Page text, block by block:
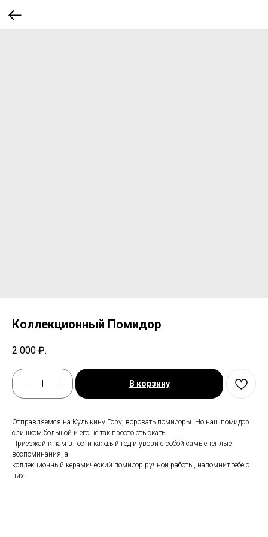
Коллекционный Помидор
2 000 ₽.
В корзину
Отправляемся на Кудыкину Гору, воровать помидоры. Но наш помидор
слишком большой и его не так просто отыскать.
Приезжай к нам в гости каждый год и увози с собой самые теплые
воспоминания, а
коллекционный керамический помидор ручной работы, напомнит тебе о
них.